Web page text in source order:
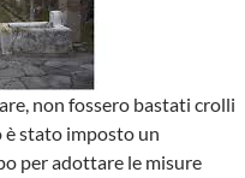
non fossero bastati crolli
è stato imposto un
per adottare le misure